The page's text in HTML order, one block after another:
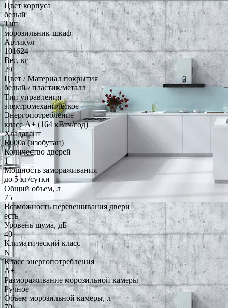
Цвет корпуса
белый
Тип
морозильник-шкаф
Артикул
101624
Вес, кг
29
Цвет / Материал покрытия
белый / пластик/металл
Тип управления
электромеханическое
Энергопотребление
класс A+ (164 кВтч/год)
Хладагент
R600a (изобутан)
Количество дверей
1
Мощность замораживания
до 5 кг/cутки
Общий объем, л
75
Возможность перевешивания двери
есть
Уровень шума, дБ
40
Климатический класс
N
Класс энергопотребления
A+
Размораживание морозильной камеры
Ручное
Объем морозильной камеры, л